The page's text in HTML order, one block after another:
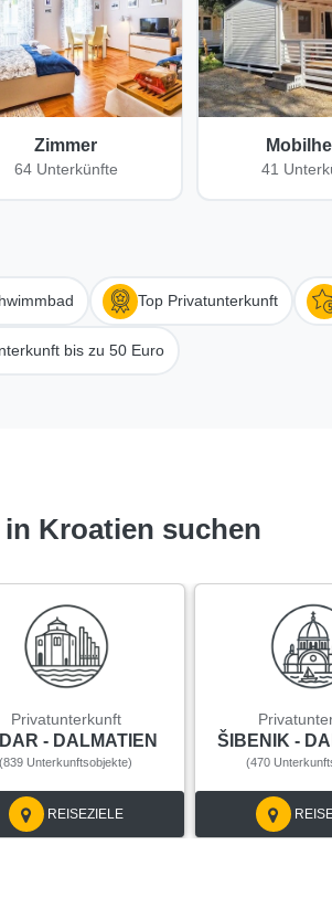
Zimmer
64 Unterkünfte 41
Top Privatunterkunft
bis zu 50 Euro
Kroatien suchen
Privatunterkunft
- DALMATIEN
(839 Unterkunftsobjekte)
REISEZIELE
ŠIBENIK -
(470